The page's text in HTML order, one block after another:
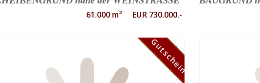
61.000 m² EUR 730.000.-
Gutschein
Gutschein